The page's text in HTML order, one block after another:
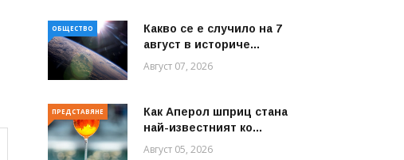
ОБЩЕСТВО
Какво се е случило на 7
август в историче...
Август 07, 2026
ПРЕДСТАВЯНЕ
Как Аперол шприц стана
най-известният ко...
Август 05, 2026